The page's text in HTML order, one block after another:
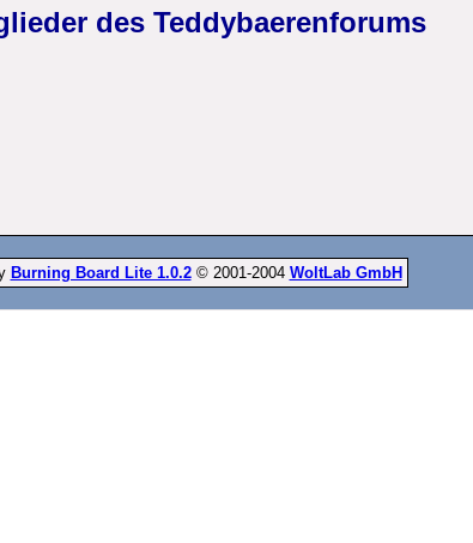
des Teddybaerenforums
Burning Board Lite 1.0.2© 2001-2004 WoltLab GmbH